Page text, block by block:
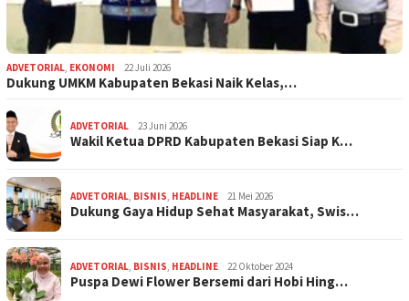
ADVETORIAL, EKONOMI 22 Juli 2026
Dukung UMKM Kabupaten Bekasi Naik Kelas,…
ADVETORIAL 23 Juni 2026
Wakil Ketua DPRD Kabupaten Bekasi Siap K…
ADVETORIAL, BISNIS, HEADLINE 21 Mei 2026
Dukung Gaya Hidup Sehat Masyarakat, Swis…
ADVETORIAL, BISNIS, HEADLINE 22 Oktober 2024
Puspa Dewi Flower Bersemi dari Hobi Hing…